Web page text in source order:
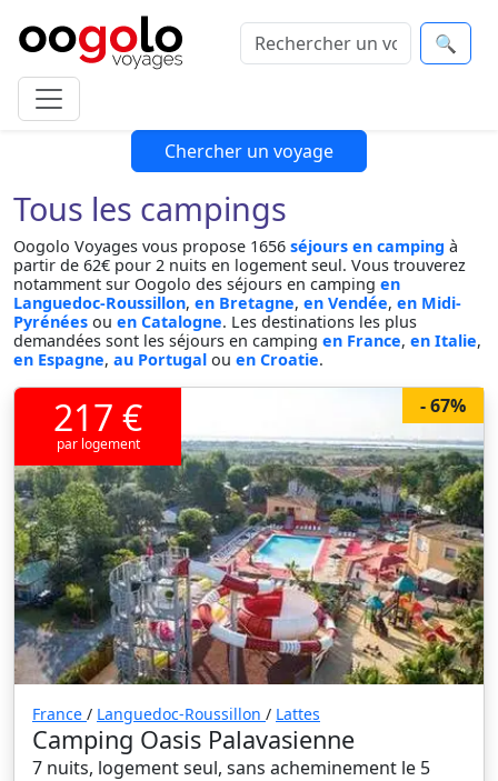
🔍
Chercher un voyage
Tous les campings
Oogolo Voyages vous propose 1656 séjours en camping à
partir de 62€ pour 2 nuits en logement seul. Vous trouverez
notamment sur Oogolo des séjours en camping en
Languedoc-Roussillon, en Bretagne, en Vendée, en Midi-
Pyrénées ou en Catalogne. Les destinations les plus
demandées sont les séjours en camping en France, en Italie,
en Espagne, au Portugal ou en Croatie.
- 67%
217 €
par logement
France / Languedoc-Roussillon / Lattes
Camping Oasis Palavasienne
7 nuits, logement seul, sans acheminement le 5